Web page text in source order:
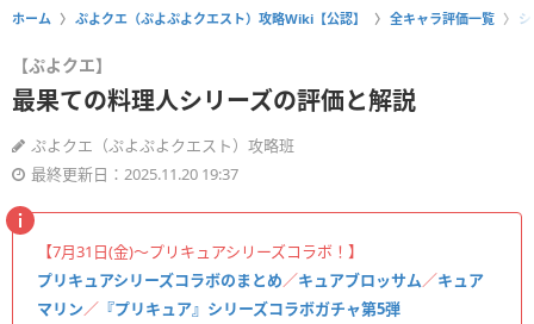
ホーム ぷよクエ（ぷよぷよクエスト）攻略Wiki【公認】 全キャラ評価一覧
【ぷよクエ】
最果ての料理人シリーズの評価と解説
ぷよクエ（ぷよぷよクエスト）攻略班
最終更新日：2025.11.20 19:37
【7月31日(金)〜プリキュアシリーズコラボ！】
プリキュアシリーズコラボのまとめ／キュアブロッサム／キュア
マリン／ 『プリキュア』シリーズコラボガチャ第5弾